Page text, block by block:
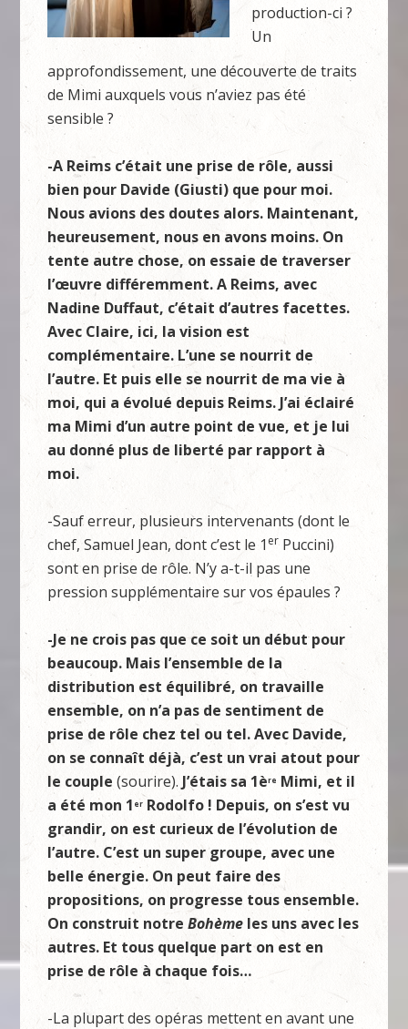
production-ci ?
Un
approfondissement, une découverte de traits
de Mimi auxquels vous n’aviez pas été
sensible ?
-A Reims c’était une prise de rôle, aussi
bien pour Davide (Giusti) que pour moi.
Nous avions des doutes alors. Maintenant,
heureusement, nous en avons moins. On
tente autre chose, on essaie de traverser
l’œuvre différemment. A Reims, avec
Nadine Duffaut, c’était d’autres facettes.
Avec Claire, ici, la vision est
complémentaire. L’une se nourrit de
l’autre. Et puis elle se nourrit de ma vie à
moi, qui a évolué depuis Reims. J’ai éclairé
ma Mimi d’un autre point de vue, et je lui
au donné plus de liberté par rapport à
moi.
-Sauf erreur, plusieurs intervenants (dont le
chef, Samuel Jean, dont c’est le 1 erPuccini)
sont en prise de rôle. N’y a-t-il pas une
pression supplémentaire sur vos épaules ?
-Je ne crois pas que ce soit un début pour
beaucoup. Mais l’ensemble de la
distribution est équilibré, on travaille
ensemble, on n’a pas de sentiment de
prise de rôle chez tel ou tel. Avec Davide,
on se connaît déjà, c’est un vrai atout pour
le couple(sourire). J’étais sa 1ère Mimi, et il
a été mon 1 er Rodolfo ! Depuis, on s’est vu
grandir, on est curieux de l’évolution de
l’autre. C’est un super groupe, avec une
belle énergie. On peut faire des
propositions, on progresse tous ensemble.
On construit notreBohème les uns avec les
autres. Et tous quelque part on est en
prise de rôle à chaque fois…
-La plupart des opéras mettent en avant une